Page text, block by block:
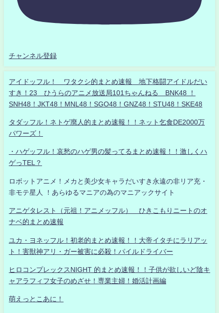
チャンネル登録
アイドッフル！ ワタクシ的まとめ速報 地下格闘アイドルだい
すき！23 ひうらのアニメ放送局101ちゃんねる BNK48 ！
SNH48！JKT48！MNL48！SGO48！GNZ48！STU48！SKE48
タダッフル！ネトゲ廃人的まとめ速報！！ネット乞食DE2000万
パワーズ！
・ハゲッフル！哀愁のハゲ男の髪ってるまとめ速報！！激しくハ
ゲっTEL？
ロボットアニメ！メカと美少女キャラだいすき永遠の非リア充・
非モテ星人 ！あらゆるマニアの為のマニアックサイト
アニゲタレスト（元祖！アニメッフル） ひきこもりニートのオ
ナベ的まとめ速報
ユカ・ヨネッフル！初老的まとめ速報！！大帝イタチにラリアッ
ト！害獣神アリ・ガー被害に必殺！パイルドライバー
ヒロコンプレックスNIGHT 的まとめ速報！！子供が欲しいど陰キ
ャアラフィフ女子のめざせ！専業主婦！婚活計画編
萌えっとこあに！